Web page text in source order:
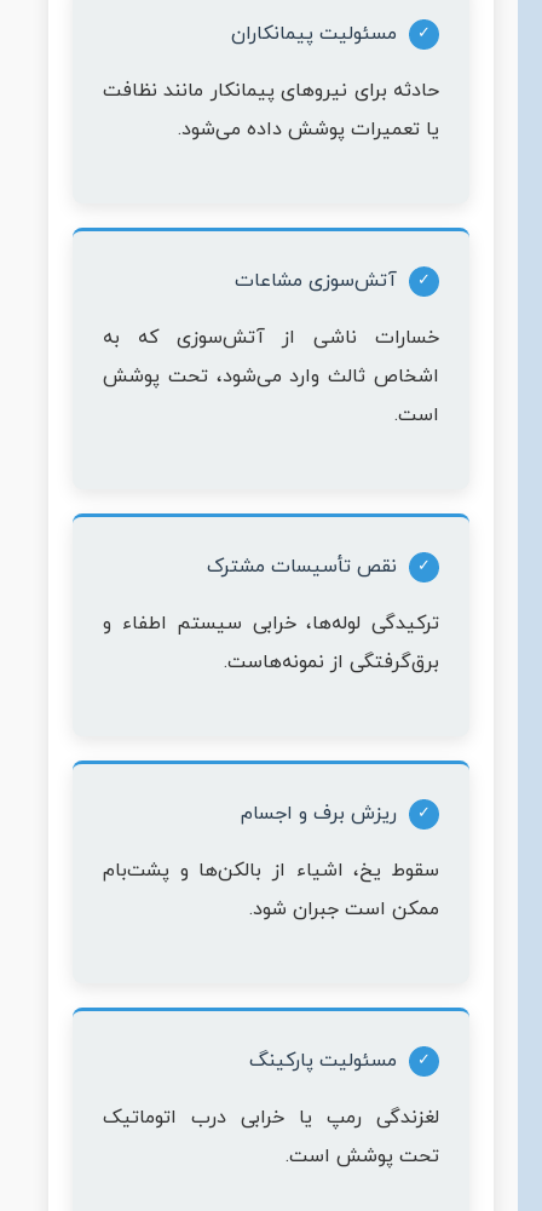
مسئولیت پیمانکاران
حادثه برای نیروهای پیمانکار مانند نظافت
یا تعمیرات پوشش داده می‌شود.
آتش‌سوزی مشاعات
خسارات ناشی از آتش‌سوزی که به
اشخاص ثالث وارد می‌شود، تحت پوشش
است.
نقص تأسیسات مشترک
ترکیدگی لوله‌ها، خرابی سیستم اطفاء و
برق‌گرفتگی از نمونه‌هاست.
ریزش برف و اجسام
سقوط یخ، اشیاء از بالکن‌ها و پشت‌بام
ممکن است جبران شود.
مسئولیت پارکینگ
لغزندگی رمپ یا خرابی درب اتوماتیک
تحت پوشش است.